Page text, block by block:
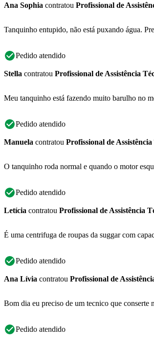
Ana Sophia contratou Profissional de
Tanquinho entupido, não está puxando água.
Pedido atendido
Stella contratou Profissional de Assistência
Meu tanquinho está fazendo muito barulho no
Pedido atendido
Manuela contratou Profissional de
O tanquinho roda normal e quando o motor
Pedido atendido
Letícia contratou Profissional de Assistência
É uma centrifuga de roupas da suggar com
Pedido atendido
Ana Lívia contratou Profissional de
Bom dia eu preciso de um tecnico que conserte
Pedido atendido